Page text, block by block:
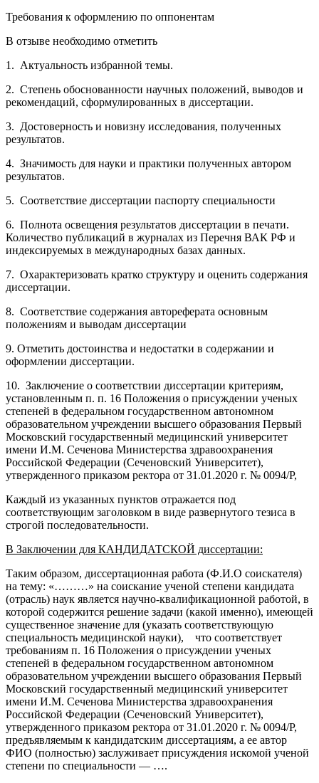
Требования к оформлению по оппонентам
В отзыве необходимо отметить
1. Актуальность избранной темы.
2. Степень обоснованности научных положений, выводов и
рекомендаций, сформулированных в диссертации.
3. Достоверность и новизну исследования, полученных
результатов.
4. Значимость для науки и практики полученных автором
результатов.
5. Соответствие диссертации паспорту специальности
6. Полнота освещения результатов диссертации в печати.
Количество публикаций в журналах из Перечня ВАК РФ и
индексируемых в международных базах данных.
7. Охарактеризовать кратко структуру и оценить содержания
диссертации.
8. Соответствие содержания автореферата основным
положениям и выводам диссертации
9. Отметить достоинства и недостатки в содержании и
оформлении диссертации.
10. Заключение о соответствии диссертации критериям,
установленным п. п. 16 Положения о присуждении ученых
степеней в федеральном государственном автономном
образовательном учреждении высшего образования Первый
Московский государственный медицинский университет
имени И.М. Сеченова Министерства здравоохранения
Российской Федерации (Сеченовский Университет),
утвержденного приказом ректора от 31.01.2020 г. № 0094/Р,
Каждый из указанных пунктов отражается под
соответствующим заголовком в виде развернутого тезиса в
строгой последовательности.
В Заключении для КАНДИДАТСКОЙ диссертации:
Таким образом, диссертационная работа (Ф.И.О соискателя)
на тему: «………» на соискание ученой степени кандидата
(отрасль) наук является научно-квалификационной работой, в
которой содержится решение задачи (какой именно), имеющей
существенное значение для (указать соответствующую
специальность медицинской науки), что соответствует
требованиям п. 16 Положения о присуждении ученых
степеней в федеральном государственном автономном
образовательном учреждении высшего образования Первый
Московский государственный медицинский университет
имени И.М. Сеченова Министерства здравоохранения
Российской Федерации (Сеченовский Университет),
утвержденного приказом ректора от 31.01.2020 г. № 0094/Р,
предъявляемым к кандидатским диссертациям, а ее автор
ФИО (полностью) заслуживает присуждения искомой ученой
степени по специальности — ….